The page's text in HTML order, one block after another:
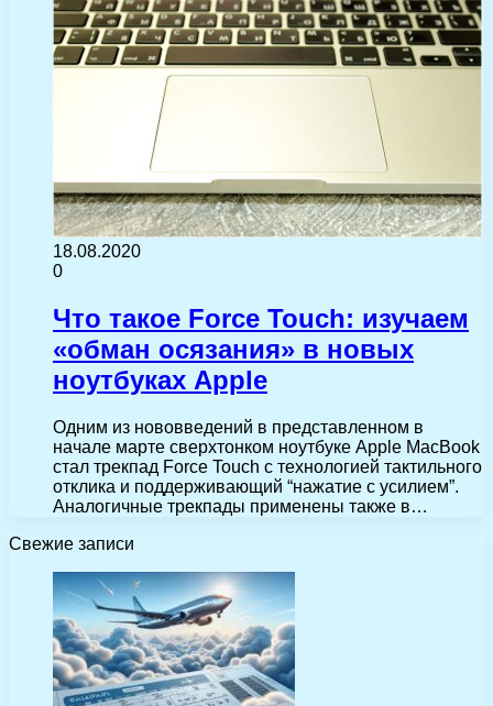
18.08.2020
0
Что такое Force Touch: изучаем
«обман осязания» в новых
ноутбуках Apple
Одним из нововведений в представленном в
начале марте сверхтонком ноутбуке Apple MacBook
стал трекпад Force Touch с технологией тактильного
отклика и поддерживающий “нажатие с усилием”.
Аналогичные трекпады применены также в…
Свежие записи